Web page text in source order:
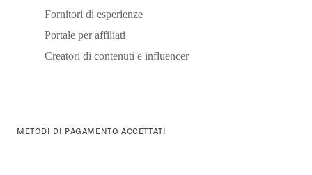
Fornitori di esperienze
Portale per affiliati
Creatori di contenuti e influencer
METODI DI PAGAMENTO ACCETTATI